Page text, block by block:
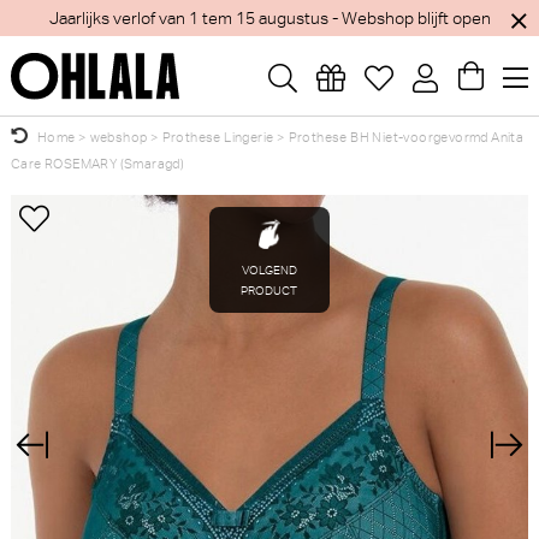
Jaarlijks verlof van 1 tem 15 augustus - Webshop blijft open
Home > webshop > Prothese Lingerie > Prothese BH Niet-voorgevormd Anita
Care ROSEMARY (Smaragd)
Wellicht zijn deze producten ook interessant
voor je?
PrimaDonna Twist Mocuto
Tailleslip (Italian Acai)
PrimaDonna Montara Beugel
BH (Regatta)
VOLGEND
PRODUCT